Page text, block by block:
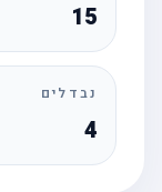
15
נבדלים